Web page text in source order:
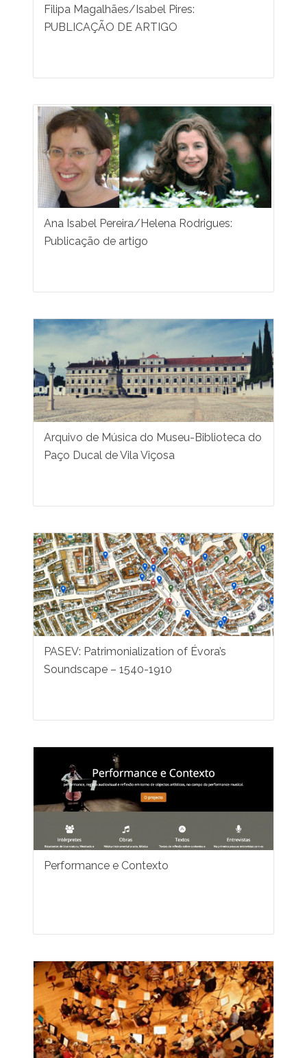
Filipa Magalhães/Isabel Pires:
PUBLICAÇÃO DE ARTIGO
Ana Isabel Pereira/Helena Rodrigues:
Publicação de artigo
Arquivo de Música do Museu-Biblioteca do
Paço Ducal de Vila Viçosa
PASEV: Patrimonialization of Évora’s
Soundscape – 1540-1910
Performance e Contexto